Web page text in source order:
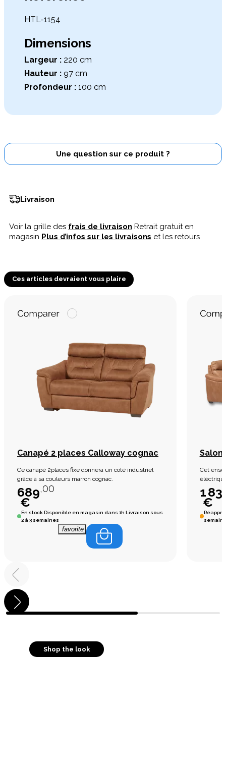
HTL-1154
Dimensions
Largeur : 220 cm
Hauteur : 97 cm
Profondeur : 100 cm
Une question sur ce produit ?
Livraison
Voir la grille des frais de livraison Retrait gratuit en
magasin Plus d’infos sur les livraisons et les retours
Ces articles devraient vous plaire
Canapé 2 places Calloway cognac
Ce canapé 2places fixe donnera un coté industriel
grâce à sa couleurs marron cognac.
689,00
€
En stockDisponible en magasin dans 1h Livraison sous
2 à 3 semaines
favorite_border
Salon
Cet
grâce à
1
€
Shop the look